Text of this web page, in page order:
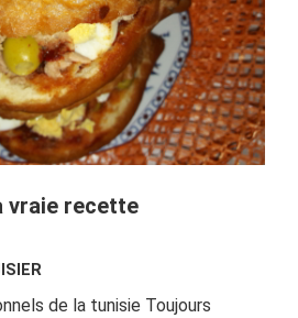
vraie recette
de la tunisie Toujours